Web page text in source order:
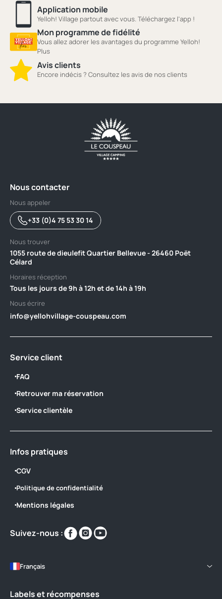
Application mobile
Yelloh! Village partout avec vous. Téléchargez l'app !
Mon programme de fidélité
Vous allez adorer les avantages du programme Yelloh!
Plus
Avis clients
Encore indécis ? Consultez les avis de nos clients
Nous contacter
Nous appeler
+33 (0)4 75 53 30 14
Nous trouver
1055 route de dieulefit Quartier Bellevue - 26460 Poët
Célard
Horaires réception
Tous les jours de 9h à 12h et de 14h à 19h
Nous écrire
info@yellohvillage-couspeau.com
Service client
FAQ
Retrouver ma réservation
Service clientèle
Infos pratiques
CGV
Politique de confidentialité
Mentions légales
Suivez-nous :
Retrouvez-
nous
https://www.facebook.com/couspeau
Retrouvez-
nous
https://www.instagram.com/
https://www.youtube.com/
Français
Labels et récompenses